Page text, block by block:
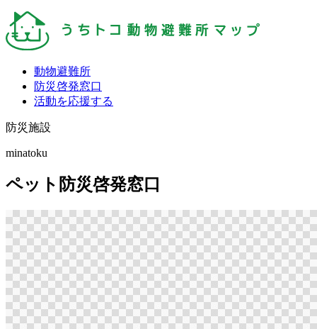
動物避難所
防災啓発窓口
活動を応援する
防災施設
minatoku
ペット防災啓発窓口